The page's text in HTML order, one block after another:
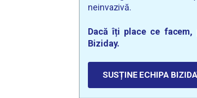
neinvazivă.
Dacă îți place ce
Biziday.
SUSȚINE ECHIPA